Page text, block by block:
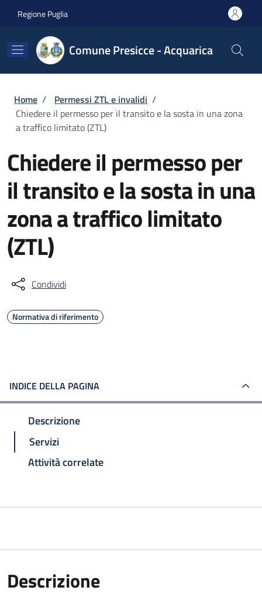
Regione Puglia
Comune Presicce - Acquarica
Briciole di pane
Home / Permessi ZTL e invalidi /
Chiedere il permesso per il transito e la sosta in una zona
a traffico limitato (ZTL)
Chiedere il permesso per
il transito e la sosta in una
zona a traffico limitato
(ZTL)
Condividi
Normativa di riferimento
INDICE DELLA PAGINA
Descrizione
Servizi
Attività correlate
Descrizione